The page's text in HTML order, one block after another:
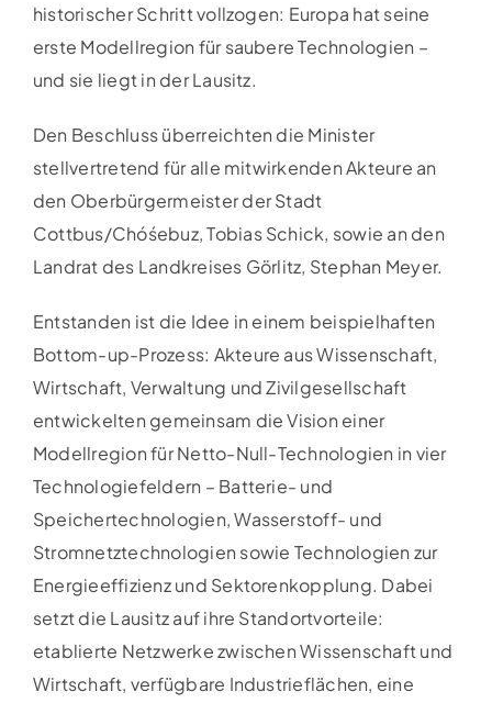
historischer Schritt vollzogen: Europa hat seine
erste Modellregion für saubere Technologien –
und sie liegt in der Lausitz.
Den Beschluss überreichten die Minister
stellvertretend für alle mitwirkenden Akteure an
den Oberbürgermeister der Stadt
Cottbus/Chóśebuz, Tobias Schick, sowie an den
Landrat des Landkreises Görlitz, Stephan Meyer.
Entstanden ist die Idee in einem beispielhaften
Bottom-up-Prozess: Akteure aus Wissenschaft,
Wirtschaft, Verwaltung und Zivilgesellschaft
entwickelten gemeinsam die Vision einer
Modellregion für Netto-Null-Technologien in vier
Technologiefeldern – Batterie- und
Speichertechnologien, Wasserstoff- und
Stromnetztechnologien sowie Technologien zur
Energieeffizienz und Sektorenkopplung. Dabei
setzt die Lausitz auf ihre Standortvorteile:
etablierte Netzwerke zwischen Wissenschaft und
Wirtschaft, verfügbare Industrieflächen, eine